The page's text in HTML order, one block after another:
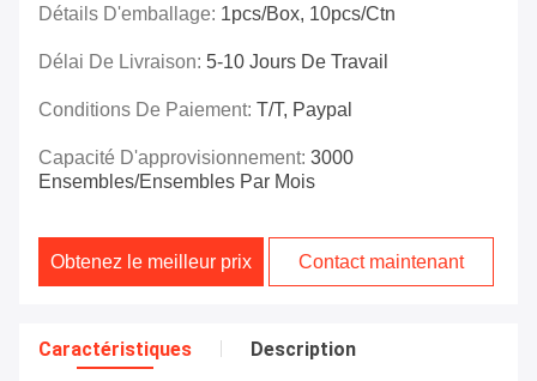
Détails D'emballage: 1pcs/box, 10pcs/ctn
Délai De Livraison: 5-10 Jours De Travail
Conditions De Paiement: T/T, Paypal
Capacité D'approvisionnement: 3000
Ensembles/ensembles Par Mois
Obtenez le meilleur prix Contact maintenant
Caractéristiques Description